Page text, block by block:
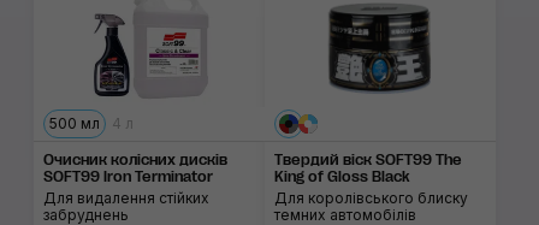
500 мл 4 л
Очисник колісних дисків
SOFT99 Iron Terminator
Для видалення стійких
забруднень
Твердий віск SOFT99 The
King of Gloss Black
Для королівського блиску
темних автомобілів